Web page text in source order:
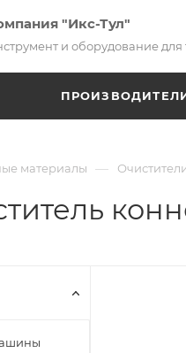
"Икс-Тул"
и оборудование
материалы —